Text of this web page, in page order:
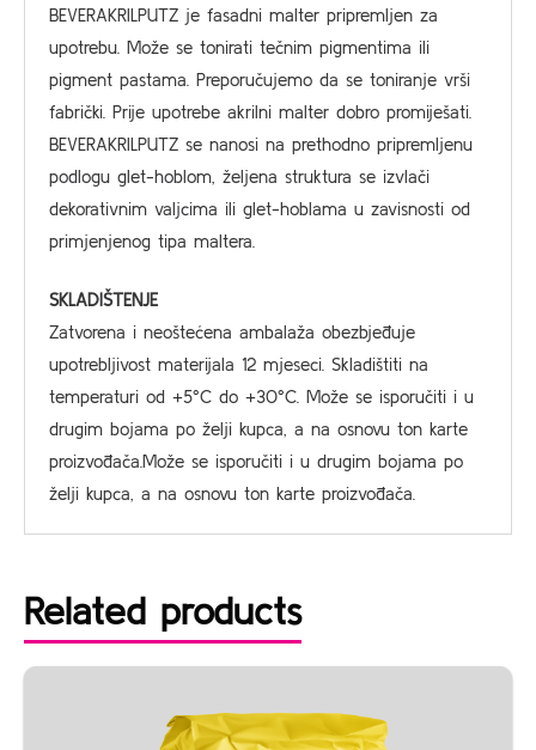
BEVERAKRILPUTZ je fasadni malter pripremljen za
upotrebu. Može se tonirati tečnim pigmentima ili
pigment pastama. Preporučujemo da se toniranje vrši
fabrički. Prije upotrebe akrilni malter dobro promiješati.
BEVERAKRILPUTZ se nanosi na prethodno pripremljenu
podlogu glet-hoblom, željena struktura se izvlači
dekorativnim valjcima ili glet-hoblama u zavisnosti od
primjenjenog tipa maltera.
SKLADIŠTENJE
Zatvorena i neoštećena ambalaža obezbjeđuje
upotrebljivost materijala 12 mjeseci. Skladištiti na
temperaturi od +5°C do +30°C. Može se isporučiti i u
drugim bojama po želji kupca, a na osnovu ton karte
proizvođača.Može se isporučiti i u drugim bojama po
želji kupca, a na osnovu ton karte proizvođača.
Related products